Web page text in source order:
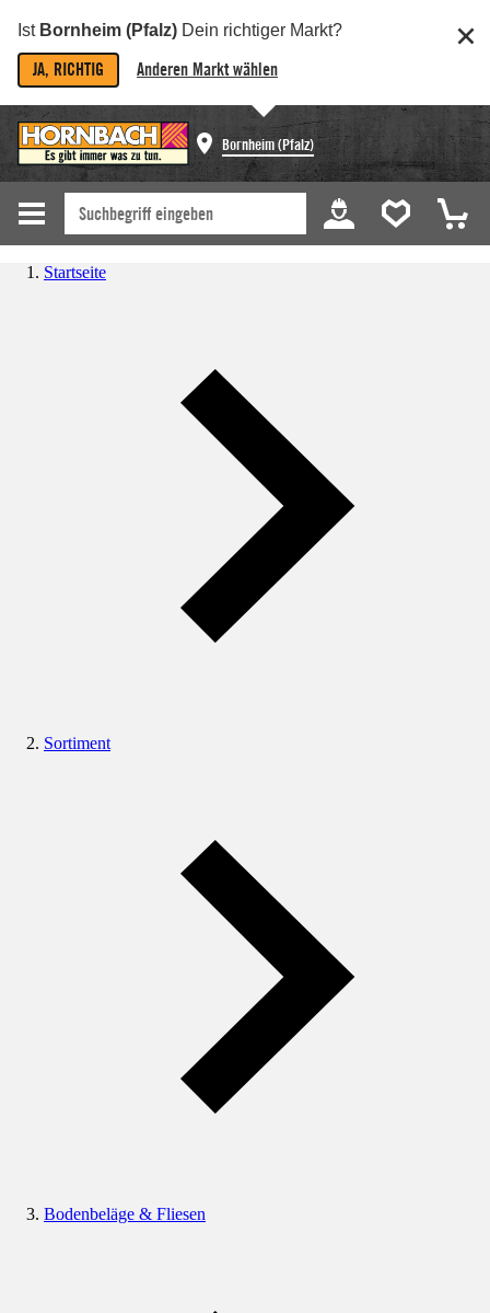
Ist Bornheim (Pfalz) Dein richtiger Markt?
JA, RICHTIG Anderen Markt wählen
Bornheim (Pfalz)
Startseite
Sortiment
Bodenbeläge & Fliesen